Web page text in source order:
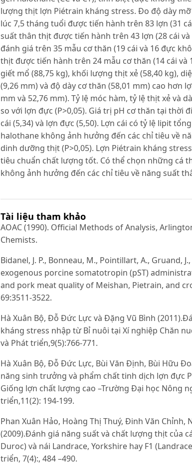
lượng thịt lợn Piétrain kháng stress. Đo độ dày
lúc 7,5 tháng tuổi được tiến hành trên 83 lợn (31
suất thân thịt được tiến hành trên 43 lợn (28 cái
đánh giá trên 35 mẫu cơ thăn (19 cái và 16 đực
thịt được tiến hành trên 24 mẫu cơ thăn (14 cái
giết mổ (88,75 kg), khối lượng thịt xẻ (58,40 kg),
(9,26 mm) và độ dày cơ thăn (58,01 mm) cao hơn
mm và 52,76 mm). Tỷ lệ móc hàm, tỷ lệ thịt xẻ và
so với lợn đực (P>0,05). Giá trị pH cơ thăn tại thời
cái (5,34) và lợn đực (5,50). Lợn cái có tỷ lệ lipit
halothane không ảnh hưởng đến các chỉ tiêu về
dinh dưỡng thịt (P>0,05). Lợn Piétrain kháng
tiêu chuẩn chất lượng tốt. Có thể chọn những cá
không ảnh hưởng đến các chỉ tiêu về năng suất
Tài liệu tham khảo
AOAC (1990). Official Methods of Analysis,
Chemists.
Bidanel, J. P., Bonneau, M., Pointillart, A., Gruand,
exogenous porcine somatotropin (pST)
and pork meat quality of Meishan, Pietrain, and
69:3511-3522.
Hà Xuân Bộ, Đỗ Đức Lực và Đặng Vũ Bình
kháng stress nhập từ Bỉ nuôi tại Xí nghiệp Chăn
và Phát triển,9(5):766-771.
Hà Xuân Bộ, Đỗ Đức Lực, Bùi Văn Định, Bùi Hữu
năng sinh trưởng và phẩm chất tinh dịch lợn đực
Giống lợn chất lượng cao –Trường Đại học Nông
triển,11(2): 194-199.
Phan Xuân Hảo, Hoàng Thị Thuý, Đinh Văn Chỉnh,
(2009).Đánh giá năng suất và chất lượng thịt của
Duroc) và nái Landrace, Yorkshire hay F1
triển, 7(4):, 484 –490.